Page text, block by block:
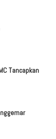
Tancapkan